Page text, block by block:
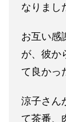
なりまし
お互い感
が、彼か
て良かっ
涼子さん
て茶番、